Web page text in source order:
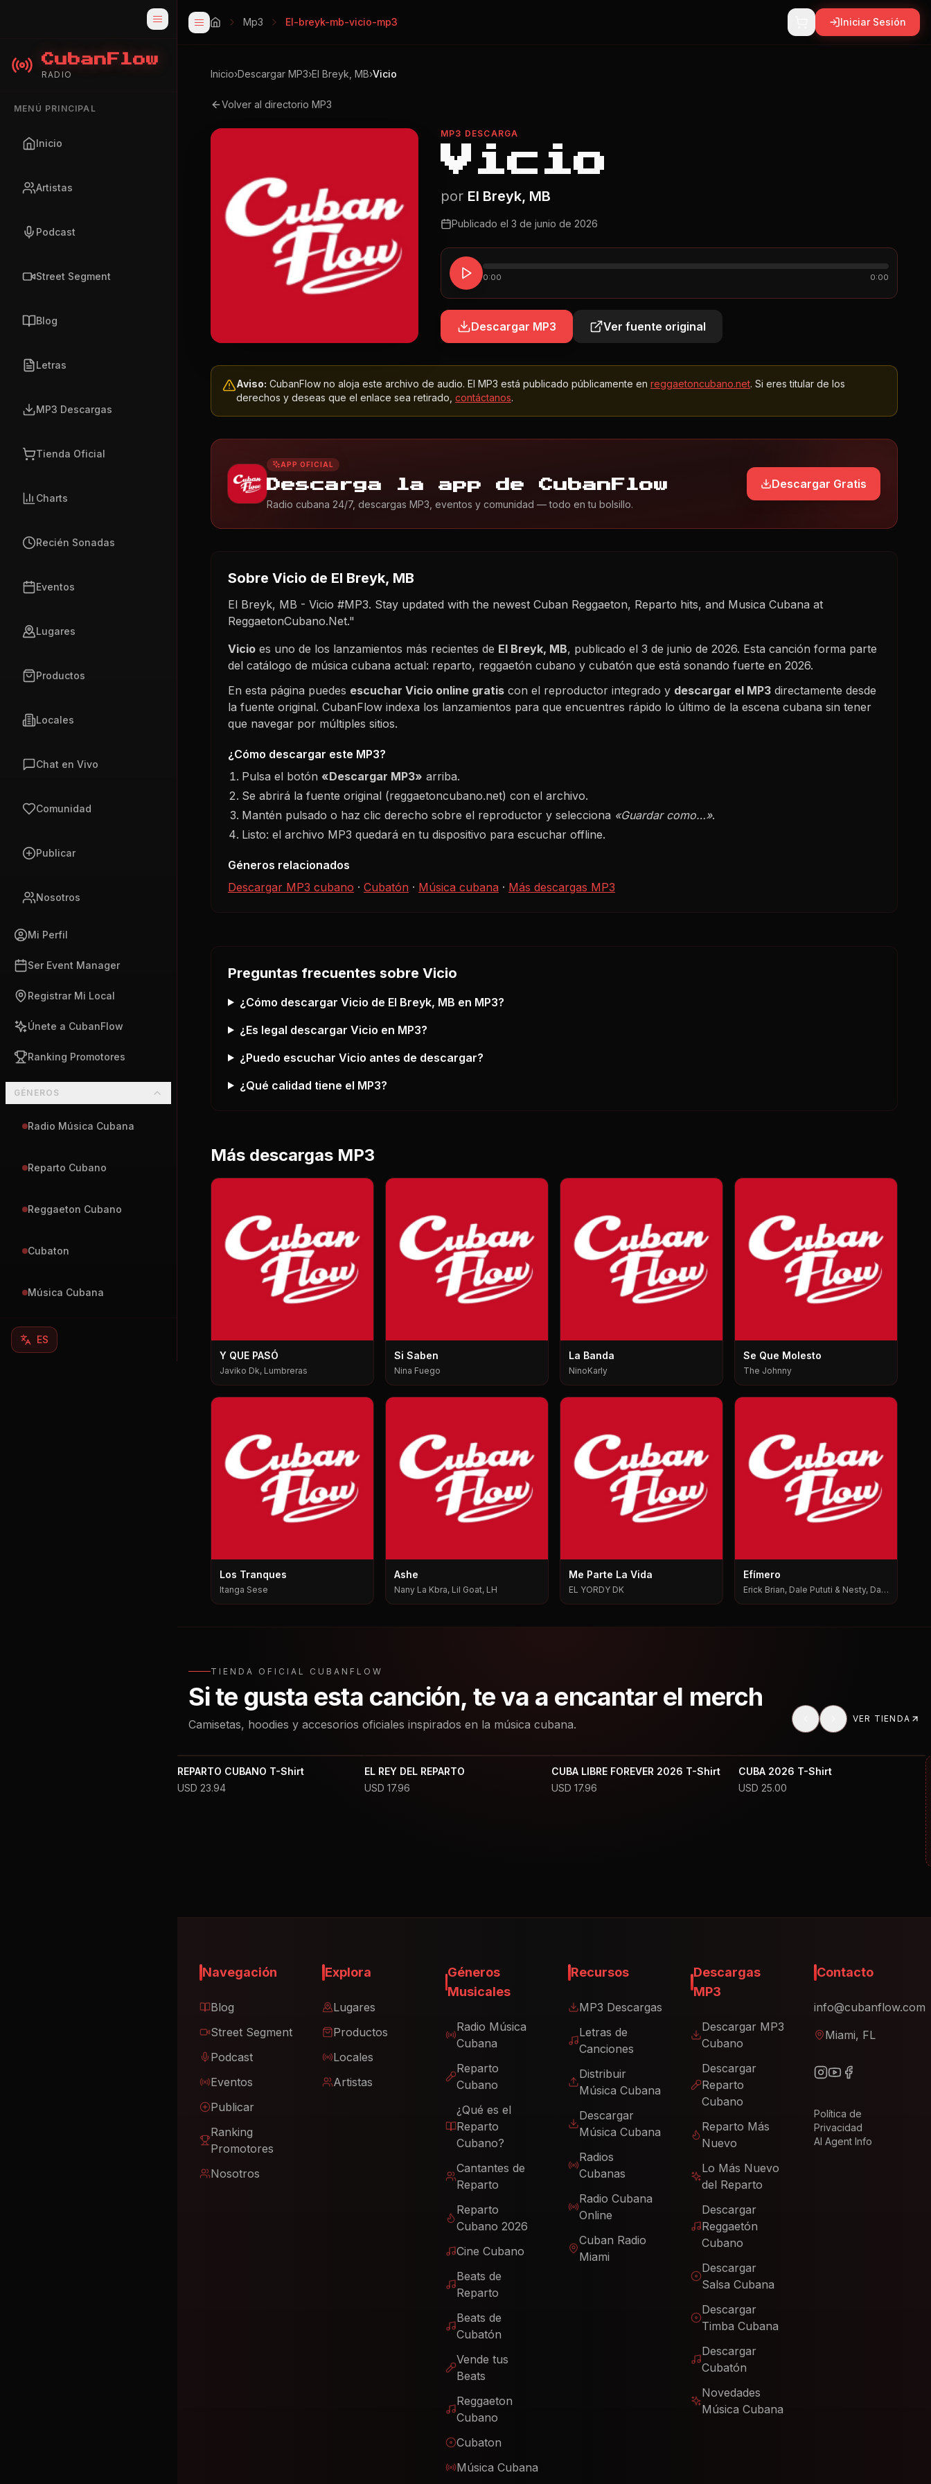
CubanFlow
RADIO
MENÚ PRINCIPAL
Inicio
Artistas
Podcast
Street Segment
Blog
Letras
MP3 Descargas
Tienda Oficial
Charts
Recién Sonadas
Eventos
Lugares
Productos
Locales
Chat en Vivo
Comunidad
Publicar
Nosotros
Mi Perfil
Ser Event Manager
Registrar Mi Local
Únete a CubanFlow
Ranking Promotores
GÉNEROS
Radio Música Cubana
Reparto Cubano
Reggaeton Cubano
Cubaton
Música Cubana
ES
Mp3 El-breyk-mb-vicio-mp3 Iniciar Sesión
Inicio›Descargar MP3›El Breyk, MB›Vicio
Volver al directorio MP3
MP3 DESCARGA
Vicio
por El Breyk, MB
Publicado el 3 de junio de 2026
0:00 0:00
Descargar MP3 Ver fuente original
Aviso: CubanFlow no aloja este archivo de audio. El MP3 está publicado públicamente en reggaetoncubano.net. Si eres titular de los
derechos y deseas que el enlace sea retirado, contáctanos.
APP OFICIAL
Descarga la app de CubanFlow
Radio cubana 24/7, descargas MP3, eventos y comunidad — todo en tu bolsillo.
Descargar Gratis
Sobre Vicio de El Breyk, MB
El Breyk, MB - Vicio #MP3. Stay updated with the newest Cuban Reggaeton, Reparto hits, and Musica Cubana at
ReggaetonCubano.Net."
Vicio es uno de los lanzamientos más recientes de El Breyk, MB, publicado el 3 de junio de 2026. Esta canción forma parte
del catálogo de música cubana actual: reparto, reggaetón cubano y cubatón que está sonando fuerte en 2026.
En esta página puedes escuchar Vicio online gratis con el reproductor integrado y descargar el MP3 directamente desde
la fuente original. CubanFlow indexa los lanzamientos para que encuentres rápido lo último de la escena cubana sin tener
que navegar por múltiples sitios.
¿Cómo descargar este MP3?
Pulsa el botón «Descargar MP3» arriba.
Se abrirá la fuente original (reggaetoncubano.net) con el archivo.
Mantén pulsado o haz clic derecho sobre el reproductor y selecciona «Guardar como…».
Listo: el archivo MP3 quedará en tu dispositivo para escuchar offline.
Géneros relacionados
Descargar MP3 cubano · Cubatón · Música cubana · Más descargas MP3
Preguntas frecuentes sobre Vicio
¿Cómo descargar Vicio de El Breyk, MB en MP3?
¿Es legal descargar Vicio en MP3?
¿Puedo escuchar Vicio antes de descargar?
¿Qué calidad tiene el MP3?
Más descargas MP3
Y QUE PASÓ
Javiko Dk, Lumbreras
Si Saben
Nina Fuego
La Banda
NinoKarly
Se Que Molesto
The Johnny
Los Tranques
Itanga Sese
Ashe
Nany La Kbra, Lil Goat, LH
Me Parte La Vida
EL YORDY DK
Efímero
Erick Brian, Dale Pututi & Nesty, Dale
TIENDA OFICIAL CUBANFLOW
Si te gusta esta canción, te va a encantar el merch
Camisetas, hoodies y accesorios oficiales inspirados en la música cubana. VER TIENDA
REPARTO CUBANO T-Shirt
USD 23.94
EL REY DEL REPARTO
USD 17.96
CUBA LIBRE FOREVER 2026 T-Shirt
USD 17.96
CUBA 2026 T-Shirt
USD 25.00
Navegación
Blog
Street Segment
Podcast
Eventos
Publicar
Ranking
Promotores
Nosotros
Explora
Lugares
Productos
Locales
Artistas
Géneros
Musicales
Radio Música
Cubana
Reparto
Cubano
¿Qué es el
Reparto
Cubano?
Cantantes de
Reparto
Reparto
Cubano 2026
Cine Cubano
Beats de
Reparto
Beats de
Cubatón
Vende tus
Beats
Reggaeton
Cubano
Cubaton
Música Cubana
Recursos
MP3 Descargas
Letras de
Canciones
Distribuir
Música Cubana
Descargar
Música Cubana
Radios
Cubanas
Radio Cubana
Online
Cuban Radio
Miami
Descargas
MP3
Descargar MP3
Cubano
Descargar
Reparto
Cubano
Reparto Más
Nuevo
Lo Más Nuevo
del Reparto
Descargar
Reggaetón
Cubano
Descargar
Salsa Cubana
Descargar
Timba Cubana
Descargar
Cubatón
Novedades
Música Cubana
Contacto
info@cubanflow.com
Miami, FL
Política de
Privacidad
AI Agent Info